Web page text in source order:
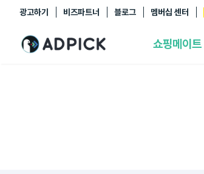
광고하기 비즈파트너 블로그 멤버십 센터
쇼핑메이트
추천상품
쇼핑 에이전트